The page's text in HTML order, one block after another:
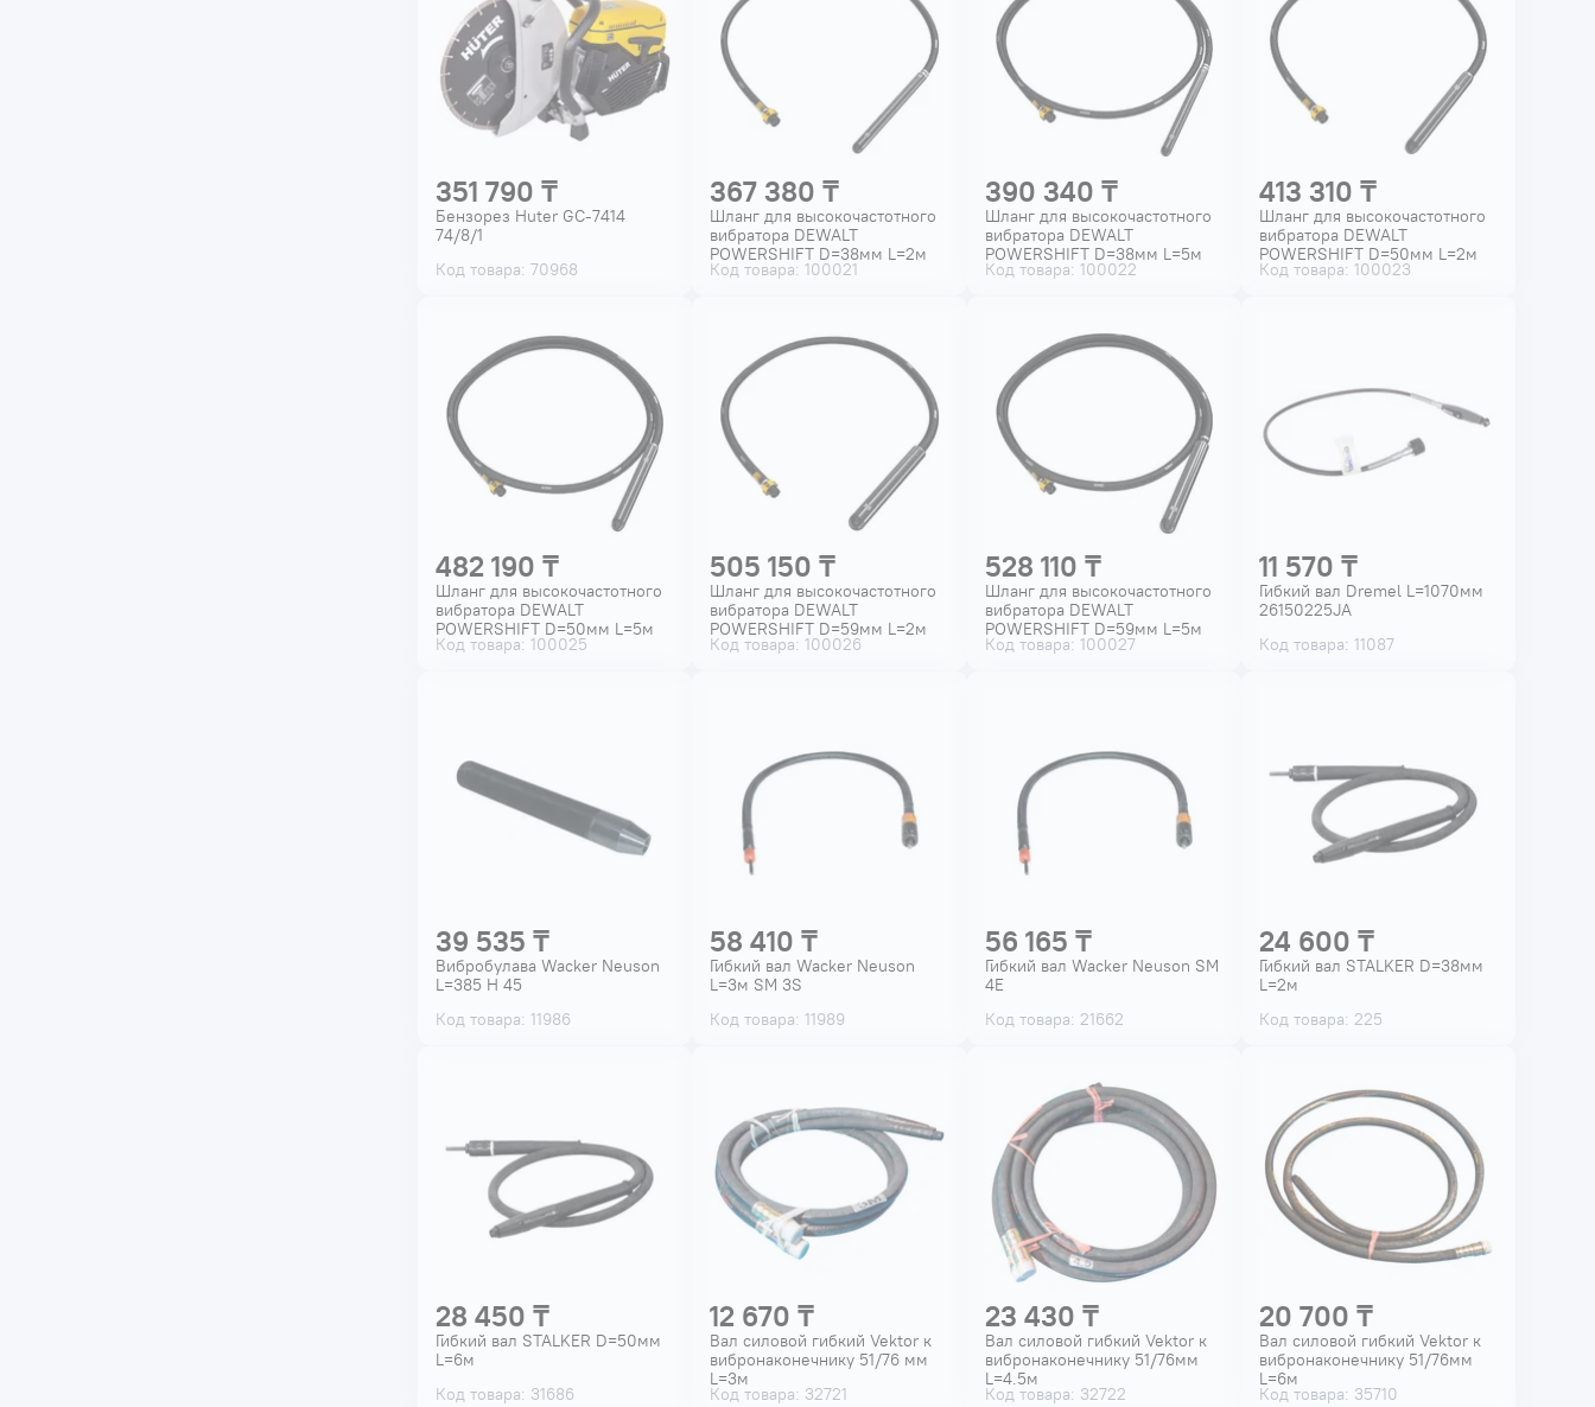
351 790 ₸
Бензорез Huter GC-7414
74/8/1
Код товара: 70968
367 380 ₸
Шланг для высокочастотного
вибратора DEWALT
POWERSHIFT D=38мм L=2м
DCPS3382-XJ
Код товара: 100021
390 340 ₸
Шланг для высокочастотного
вибратора DEWALT
POWERSHIFT D=38мм L=5м
DCPS3385-XJ
Код товара: 100022
413 310 ₸
Шланг для высокочастотного
вибратора DEWALT
POWERSHIFT D=50мм L=2м
DCPS3502-XJ
Код товара: 100023
482 190 ₸
Шланг для высокочастотного
вибратора DEWALT
POWERSHIFT D=50мм L=5м
DCPS3505-XJ
Код товара: 100025
505 150 ₸
Шланг для высокочастотного
вибратора DEWALT
POWERSHIFT D=59мм L=2м
DCPS3592-XJ
Код товара: 100026
528 110 ₸
Шланг для высокочастотного
вибратора DEWALT
POWERSHIFT D=59мм L=5м
DCPS3595-XJ
Код товара: 100027
11 570 ₸
Гибкий вал Dremel L=1070мм
26150225JA
Код товара: 11087
39 535 ₸
Вибробулава Wacker Neuson
L=385 H 45
Код товара: 11986
58 410 ₸
Гибкий вал Wacker Neuson
L=3м SM 3S
Код товара: 11989
56 165 ₸
Гибкий вал Wacker Neuson SM
4E
Код товара: 21662
24 600 ₸
Гибкий вал STALKER D=38мм
L=2м
Код товара: 225
28 450 ₸
Гибкий вал STALKER D=50мм
L=6м
Код товара: 31686
12 670 ₸
Вал силовой гибкий Vektor к
вибронаконечнику 51/76 мм
L=3м
Код товара: 32721
23 430 ₸
Вал силовой гибкий Vektor к
вибронаконечнику 51/76мм
L=4.5м
Код товара: 32722
20 700 ₸
Вал силовой гибкий Vektor к
вибронаконечнику 51/76мм
L=6м
Код товара: 35710